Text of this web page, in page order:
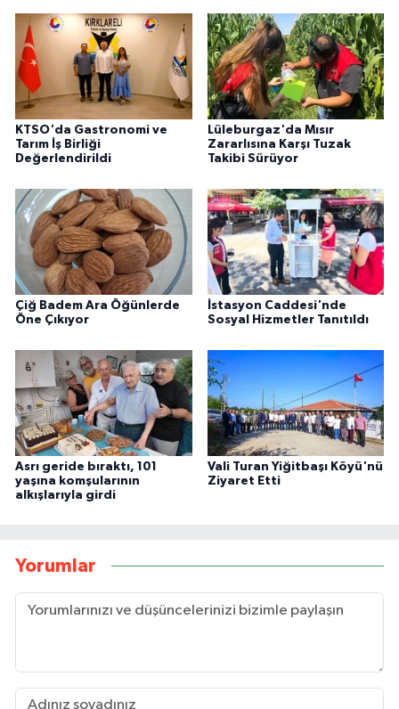
KTSO'da Gastronomi ve
Tarım İş Birliği
Değerlendirildi
Lüleburgaz'da Mısır
Zararlısına Karşı Tuzak
Takibi Sürüyor
Çiğ Badem Ara Öğünlerde
Öne Çıkıyor
İstasyon Caddesi'nde
Sosyal Hizmetler Tanıtıldı
Asrı geride bıraktı, 101
yaşına komşularının
alkışlarıyla girdi
Vali Turan Yiğitbaşı Köyü'nü
Ziyaret Etti
Yorumlar